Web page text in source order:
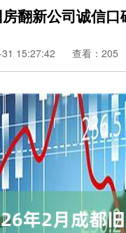
翻新公司诚信
15:27:42 查看：205